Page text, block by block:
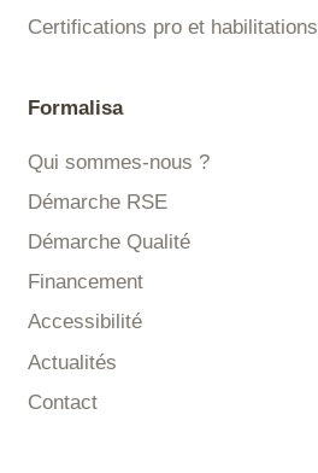
Certifications pro et habilitations
Formalisa
Qui sommes-nous ?
Démarche RSE
Démarche Qualité
Financement
Accessibilité
Actualités
Contact